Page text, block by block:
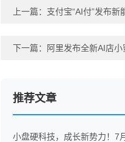
上一篇： 支付宝“AI付”发布新
下一篇： 阿里发布全新AI店
推荐文章
小盘硬科技，成长新势力！7